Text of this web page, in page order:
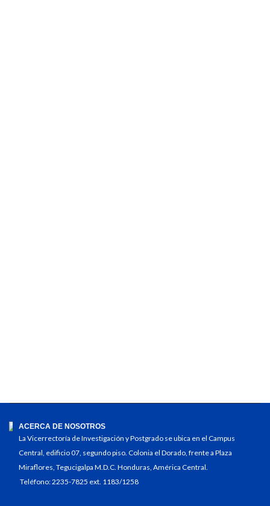
ACERCA DE NOSOTROS
La Vicerrectoría de Investigación y Postgrado se ubica en el Campus
Central, edificio 07, segundo piso. Colonia el Dorado, frente a Plaza
Miraflores, Tegucigalpa M.D.C. Honduras, América Central.
Teléfono: 2235-7825 ext. 1183/1258